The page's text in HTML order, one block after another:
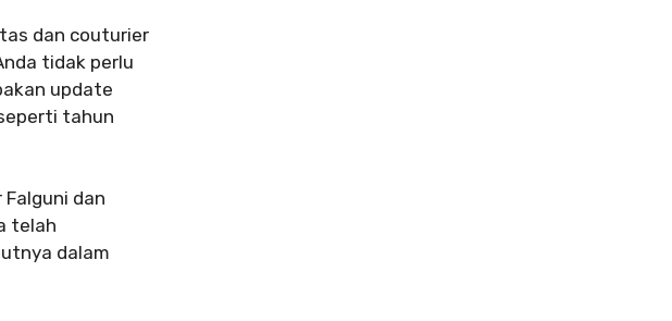
dan couturier
tidak perlu
update
tahun
dan
telah
dalam